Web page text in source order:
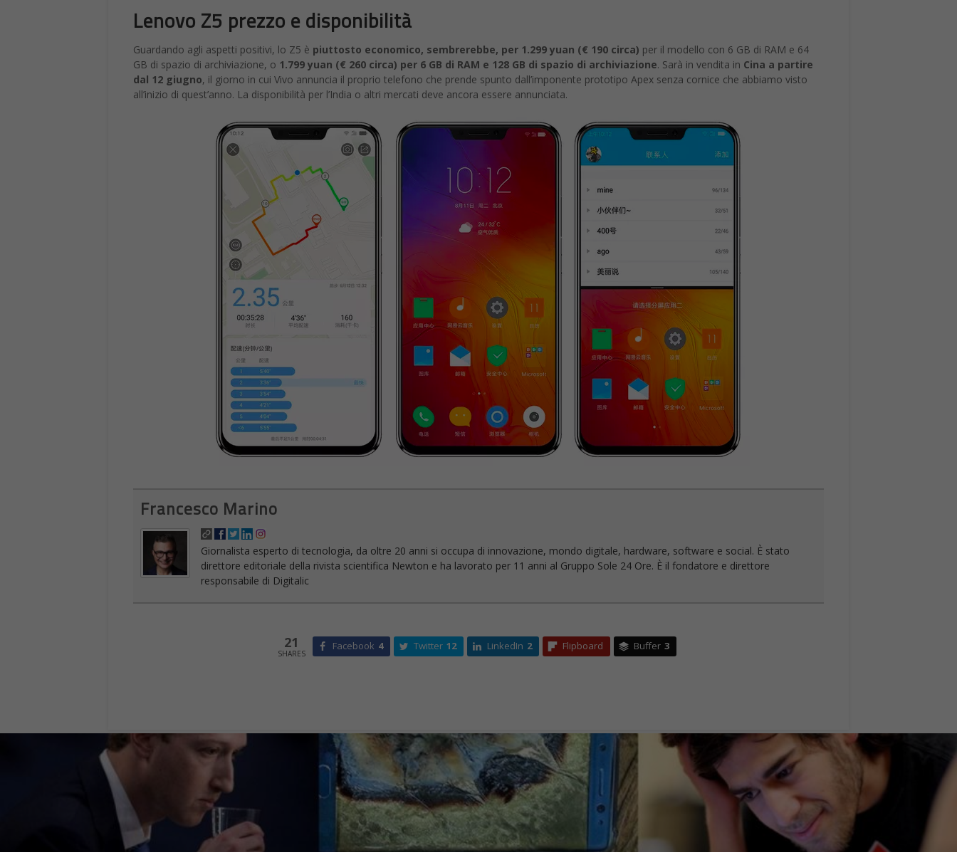
Lenovo Z5 prezzo e disponibilità
Guardando agli aspetti positivi, lo Z5 è piuttosto economico, sembrerebbe, per 1.299 yuan (€ 190 circa) per il modello con 6 GB di RAM e 64
GB di spazio di archiviazione, o 1.799 yuan (€ 260 circa) per 6 GB di RAM e 128 GB di spazio di archiviazione. Sarà in vendita in Cina a partire
dal 12 giugno, il giorno in cui Vivo annuncia il proprio telefono che prende spunto dall’imponente prototipo Apex senza cornice che abbiamo visto
all’inizio di quest’anno. La disponibilità per l’India o altri mercati deve ancora essere annunciata.
Francesco Marino
Giornalista esperto di tecnologia, da oltre 20 anni si occupa di innovazione, mondo digitale, hardware, software e social. È stato
direttore editoriale della rivista scientifica Newton e ha lavorato per 11 anni al Gruppo Sole 24 Ore. È il fondatore e direttore
responsabile di Digitalic
21
SHARES
Facebook 4 Twitter 12 LinkedIn 2 Flipboard Buffer 3